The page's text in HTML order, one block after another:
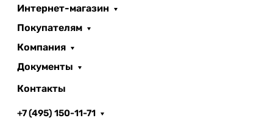
Интернет-магазин
Покупателям
Компания
Документы
Контакты
+7 (495) 150-11-71